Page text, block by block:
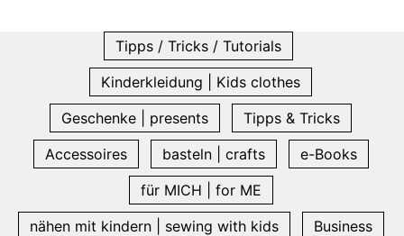
Tipps / Tricks / Tutorials
Kinderkleidung | Kids clothes
Geschenke | presents
Tipps & Tricks
Accessoires
basteln | crafts
e-Books
für MICH | for ME
nähen mit kindern | sewing with kids
Business